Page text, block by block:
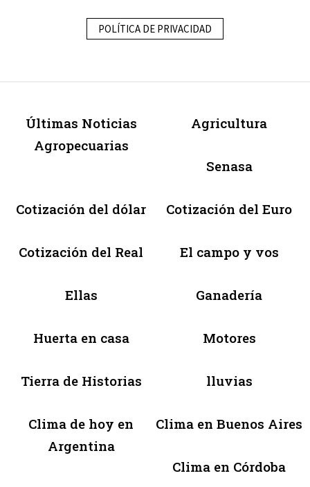
POLÍTICA DE PRIVACIDAD
Últimas Noticias
Agropecuarias
Agricultura
Senasa
Cotización del dólar Cotización del Euro
Cotización del Real El campo y vos
Ellas Ganadería
Huerta en casa Motores
Tierra de Historias lluvias
Clima de hoy en
Argentina
Clima en Buenos Aires
Clima en Córdoba